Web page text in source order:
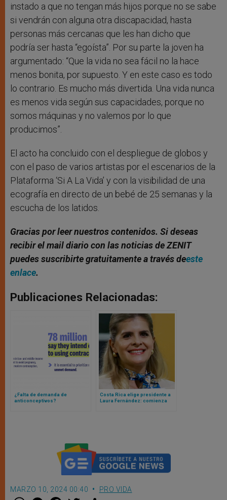
instado a que no tengan más hijos porque no se sabe
si vendrán con alguna otra discapacidad, hasta
personas más cercanas que les han dicho que
podría ser hasta “egoísta”. Por su parte la joven ha
argumentado: “Que la vida no sea fácil no la hace
menos bonita, por supuesto. Y en este caso es todo
lo contrario. Es mucho más divertida. Una vida nunca
es menos vida según sus capacidades, porque no
somos máquinas y no valemos por lo que
producimos”.
El acto ha concluido con el despliegue de globos y
con el paso de varios artistas por el escenarios de la
Plataforma ‘Si A La Vida’ y con la visibilidad de una
ecografía en directo de un bebé de 25 semanas y la
escucha de los latidos.
Gracias por leer nuestros contenidos. Si deseas
recibir el mail diario con las noticias de ZENIT
puedes suscribirte gratuitamente a través deeste
enlace.
Publicaciones Relacionadas:
¿Falta de demanda de
anticonceptivos?
Costa Rica elige presidente a
Laura Fernández: comienza
MARZO 10, 2024 00:40 PRO VIDA